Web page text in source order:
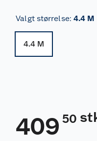
Valgt størrelse: 4.4 M
4.4 M
409 50